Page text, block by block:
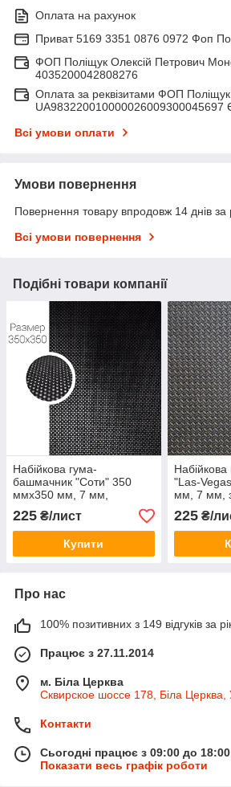
Оплата на рахунок
Приват 5169 3351 0876 0972 Фоп
ФОП Поліщук Олексій Петрович
4035200042808276
Оплата за реквізитами ФОП
Всі умови оплати
Умови повернення
Повернення товару впродовж 14 днів за
Всі умови повернення
Подібні товари компанії
Набійкова гума-
башмачник "Соти" 350
ммх350 мм, 7 мм,
зносостійкий каучук
225 ₴/лист
Купити
"Las-
мм, 7 мм,
каучук
225₴/
Про нас
100% позитивних з 149 відгуків за
Працює з 27.11.2014
м. Біла Церква
Сквирское шоссе 178, Біла Церква,
Контакти
Сьогодні працює з 09:00 до 18:00
Показати весь графік роботи